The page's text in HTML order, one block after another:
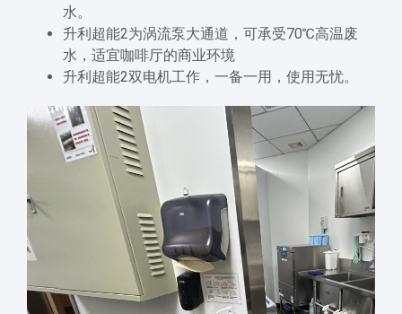
水。
升利超能2为涡流泵大通道，可承受70℃高温废
水，适宜咖啡厅的商业环境
升利超能2双电机工作，一备一用，使用无忧。